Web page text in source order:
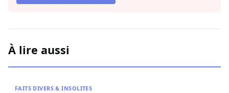
À lire aussi
FAITS DIVERS & INSOLITES